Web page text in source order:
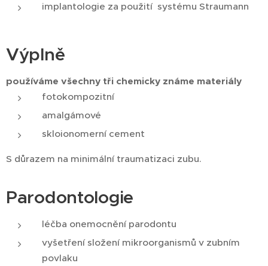
implantologie za použití systému Straumann
Výplně
používáme všechny tři chemicky známe materiály
fotokompozitní
amalgámové
skloionomerní cement
S důrazem na minimální traumatizaci zubu.
Parodontologie
léčba onemocnění parodontu
vyšetření složení mikroorganismů v zubním
povlaku